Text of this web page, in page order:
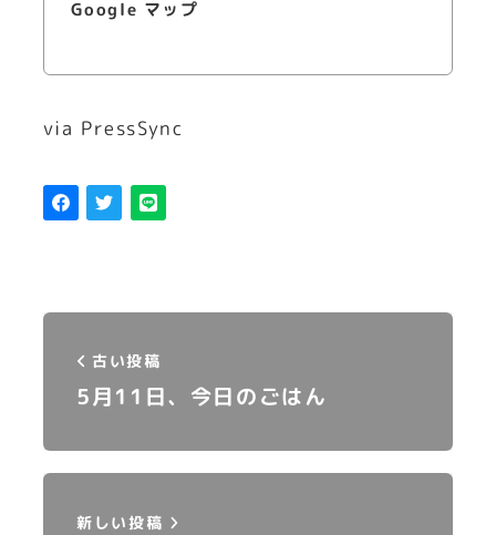
Google マップ
via PressSync
古い投稿
5月11日、今日のごはん
新しい投稿